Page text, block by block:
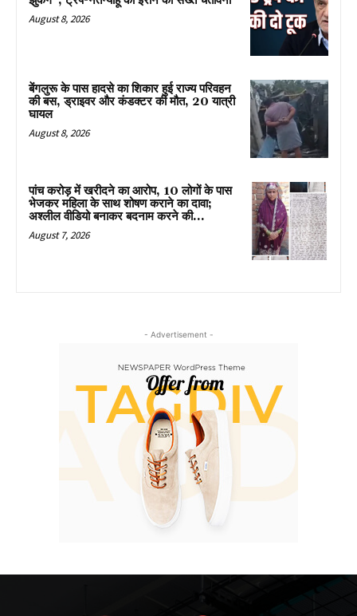
August 8, 2026
बेंगलुरू के पास हादसे का शिकार हुई राज्य परिवहन
की बस, ड्राइवर और कंडक्टर की मौत, 20 यात्री
घायल
August 8, 2026
पांच करोड़ में खरीदने का आरोप, 10 लोगों के पास
भेजकर महिला के साथ शोषण कराने का दावा;
अश्लील वीडियो बनाकर बदनाम करने की...
August 7, 2026
- Advertisement -